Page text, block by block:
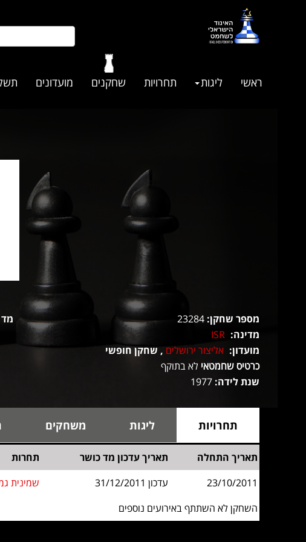
ראשי ליגות תחרויות שחקנים מועדונים
מספר שחקן:
מדינה: ISR
מועדון: אליצור ירושלים , שחקן חופשי
כרטיס שחמטאי לא בתוקף
שנת לידה:
מד
תחרויות ליגות משחקים
תאריך התחלה תאריך עדכון מד כושר תחרות
23/10/2011
עדכון 31/12/2011 שמינית
השחקן לא השתתף באירועים נוספים